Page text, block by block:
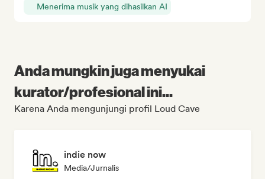
Menerima musik yang dihasilkan AI
Anda mungkin juga menyukai
kurator/profesional ini...
Karena Anda mengunjungi profil Loud Cave
indie now
Media/Jurnalis